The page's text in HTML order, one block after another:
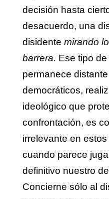
decisión hasta
desacuerdo, una
disidente mirando
barrera. Ese tipo
permanece
democráticos,
ideológico que
confrontación, es
irrelevante en
cuando parece
definitivo nuestro
Concierne sólo al